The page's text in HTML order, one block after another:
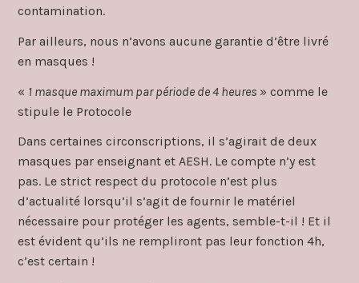
contamination.
Par ailleurs, nous n’avons aucune garantie d’être livré
en masques !
« 1 masque maximum par période de 4 heures » comme le
stipule le Protocole
Dans certaines circonscriptions, il s’agirait de deux
masques par enseignant et AESH. Le compte n’y est
pas. Le strict respect du protocole n’est plus
d’actualité lorsqu’il s’agit de fournir le matériel
nécessaire pour protéger les agents, semble-t-il ! Et il
est évident qu’ils ne rempliront pas leur fonction 4h,
c’est certain !